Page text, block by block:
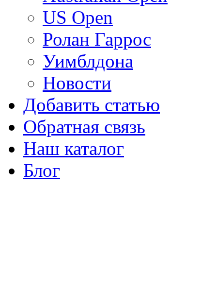
US Open
Ролан Гаррос
Уимблдона
Новости
Добавить статью
Обратная связь
Наш каталог
Блог